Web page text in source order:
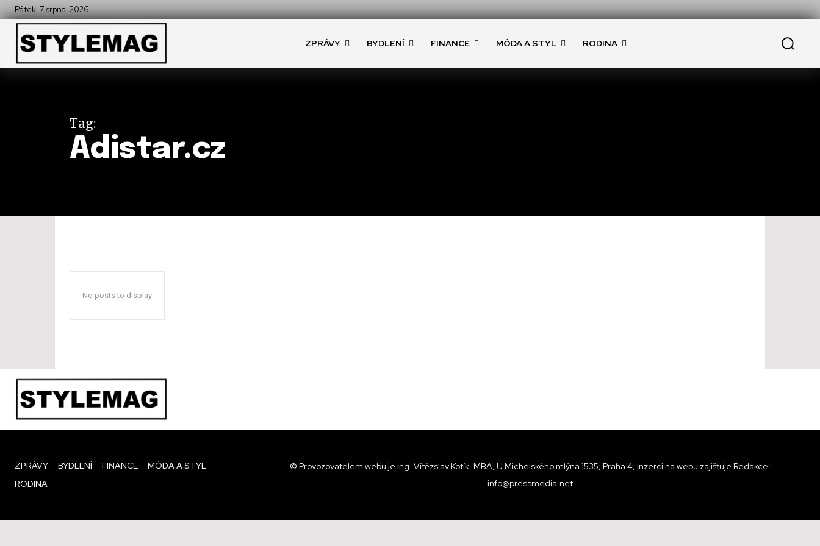
Pátek, 7 srpna, 2026
ZPRÁVY BYDLENÍ FINANCE MÓDA A STYL RODINA
Tag:
Adistar.cz
No posts to display
ZPRÁVY BYDLENÍ FINANCE
MÓDA A STYL
RODINA
© Provozovatelem webu je Ing. Vítězslav Kotík, MBA, U Michelského mlýna 1535, Praha 4, Inzerci na webu zajišťuje Redakce:
info@pressmedia.net